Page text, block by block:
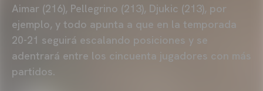
Aimar (216), Pellegrino (213), Djukic (213), por
ejemplo, y todo apunta a que en la temporada
20-21 seguirá escalando posiciones y se
adentrará entre los cincuenta jugadores con más
partidos.